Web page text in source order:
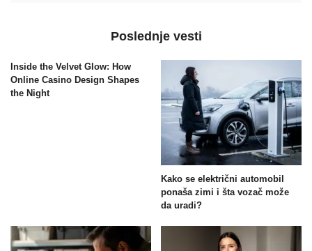
Poslednje vesti
Inside the Velvet Glow: How
Online Casino Design Shapes
the Night
Kako se električni automobil
ponaša zimi i šta vozač može
da uradi?